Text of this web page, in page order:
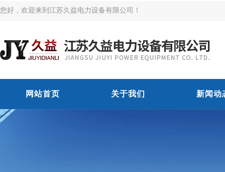
您好，欢迎来到江苏久益电力设备有限公司！
网站首页 关于我们 新闻动